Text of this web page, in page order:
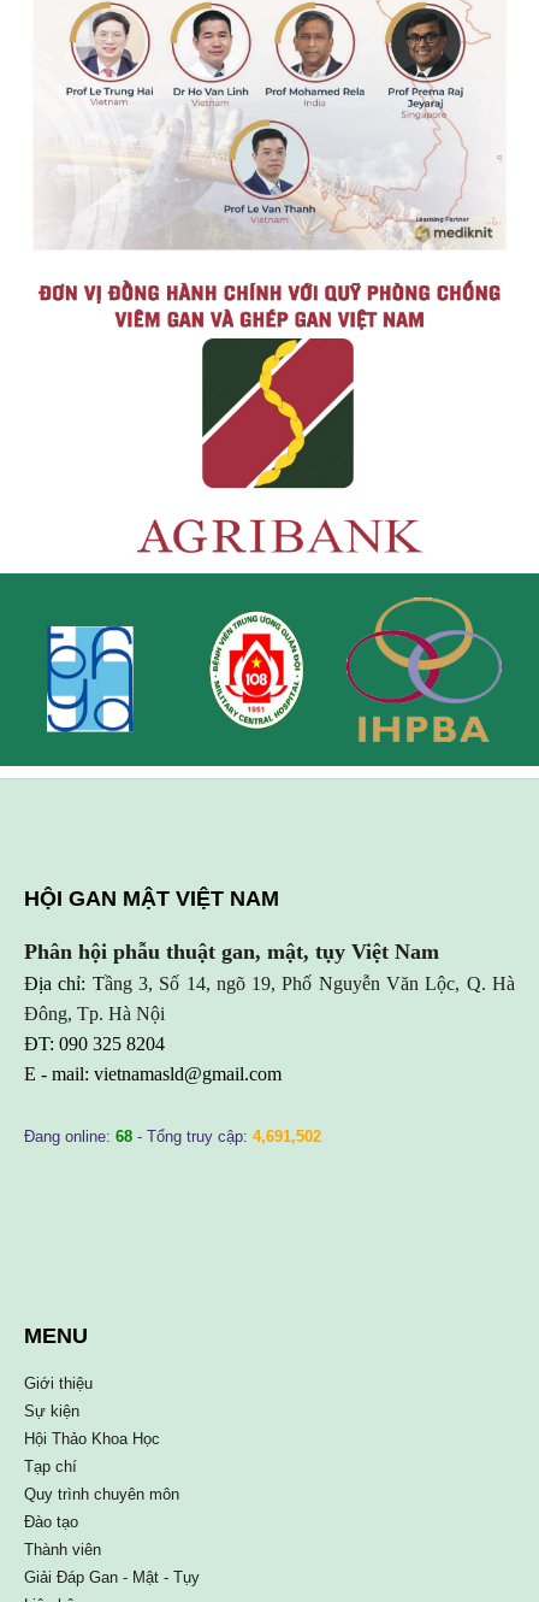
HỘI GAN MẬT VIỆT NAM
Phân hội phẫu thuật gan, mật, tụy Việt Nam
Địa chỉ: Tầng 3, Số 14, ngõ 19, Phố Nguyễn Văn Lộc, Q. Hà
Đông, Tp. Hà Nội
ĐT: 090 325 8204
E - mail: vietnamasld@gmail.com
Đang online: 68 - Tổng truy cập: 4,691,502
MENU
Giới thiệu
Sự kiện
Hội Thảo Khoa Học
Tạp chí
Quy trình chuyên môn
Đào tạo
Thành viên
Giải Đáp Gan - Mật - Tụy